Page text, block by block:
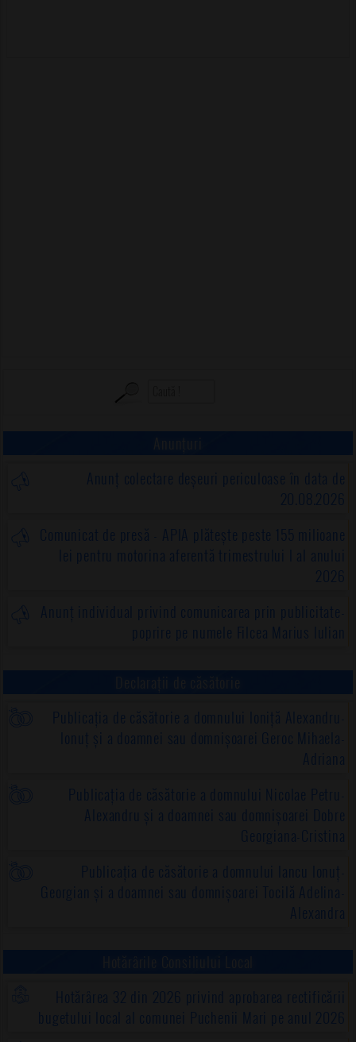
Anunț colectare deșeuri periculoase în data de
20.08.2026
Comunicat de presă - APIA plătește peste 155 milioane
lei pentru motorina aferentă trimestrului I al anului
2026
Anunț individual privind comunicarea prin publicitate-
poprire pe numele Filcea Marius Iulian
Publicația de căsătorie a domnului Ioniță Alexandru-
Ionuț și a doamnei sau domnișoarei Geroc Mihaela-
Adriana
Publicația de căsătorie a domnului Nicolae Petru-
Alexandru și a doamnei sau domnișoarei Dobre
Georgiana-Cristina
Publicația de căsătorie a domnului Iancu Ionuț-
Georgian și a doamnei sau domnișoarei Tocilă Adelina-
Alexandra
Hotărârea 32 din 2026 privind aprobarea rectificării
bugetului local al comunei Puchenii Mari pe anul 2026